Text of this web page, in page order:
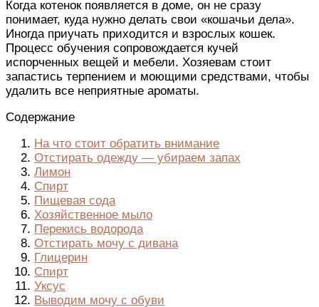
Когда котенок появляется в доме, он не сразу
понимает, куда нужно делать свои «кошачьи дела».
Иногда приучать приходится и взрослых кошек.
Процесс обучения сопровождается кучей
испорченных вещей и мебели. Хозяевам стоит
запастись терпением и моющими средствами, чтобы
удалить все неприятные ароматы.
Содержание
На что стоит обратить внимание
Отстирать одежду — убираем запах
Лимон
Спирт
Пищевая сода
Хозяйственное мыло
Перекись водорода
Отстирать мочу с дивана
Глицерин
Спирт
Уксус
Выводим мочу с обуви